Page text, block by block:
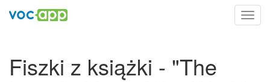
Fiszki z książki - "The